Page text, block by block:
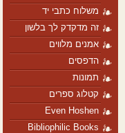
משלוח כתבי יד
זה מדקדק לך בלשון
אמנים מלווים
הדפסים
תמונות
קטלוג ספרים
Even Hoshen
Bibliophilic Books